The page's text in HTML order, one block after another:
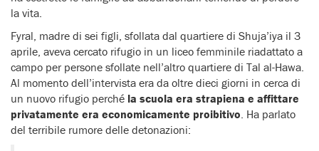
la vita.
Fyral, madre di sei figli, sfollata dal quartiere di Shuja’iya il 3
aprile, aveva cercato rifugio in un liceo femminile riadattato a
campo per persone sfollate nell’altro quartiere di Tal al-Hawa.
Al momento dell’intervista era da oltre dieci giorni in cerca di
un nuovo rifugio perché la scuola era strapiena e affittare
privatamente era economicamente proibitivo . Ha parlato
del terribile rumore delle detonazioni: